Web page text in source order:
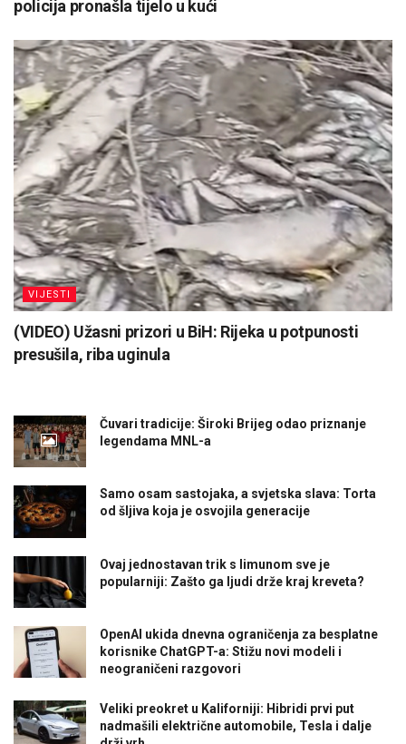
policija pronašla tijelo u kući
VIJESTI
(VIDEO) Užasni prizori u BiH: Rijeka u potpunosti
presušila, riba uginula
Čuvari tradicije: Široki Brijeg odao priznanje
legendama MNL-a
Samo osam sastojaka, a svjetska slava: Torta
od šljiva koja je osvojila generacije
Ovaj jednostavan trik s limunom sve je
popularniji: Zašto ga ljudi drže kraj kreveta?
OpenAI ukida dnevna ograničenja za besplatne
korisnike ChatGPT-a: Stižu novi modeli i
neograničeni razgovori
Veliki preokret u Kaliforniji: Hibridi prvi put
nadmašili električne automobile, Tesla i dalje